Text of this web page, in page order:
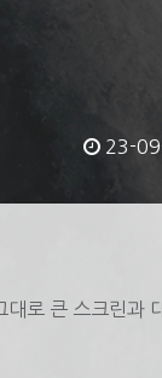
23-
로 큰 스크린과